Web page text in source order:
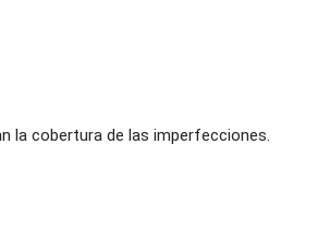
la cobertura de las imperfecciones.